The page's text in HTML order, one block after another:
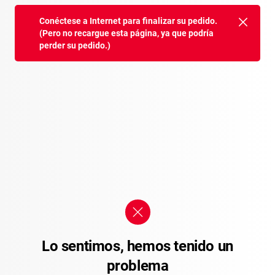
Conéctese a Internet para finalizar su pedido.
(Pero no recargue esta página, ya que podría
perder su pedido.)
Lo sentimos, hemos tenido un
problema